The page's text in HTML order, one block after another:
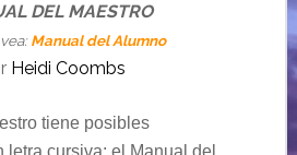
DEL MAESTRO
Manual del Alumno
Heidi Coombs
tiene posibles
letra cursiva; el Manual del